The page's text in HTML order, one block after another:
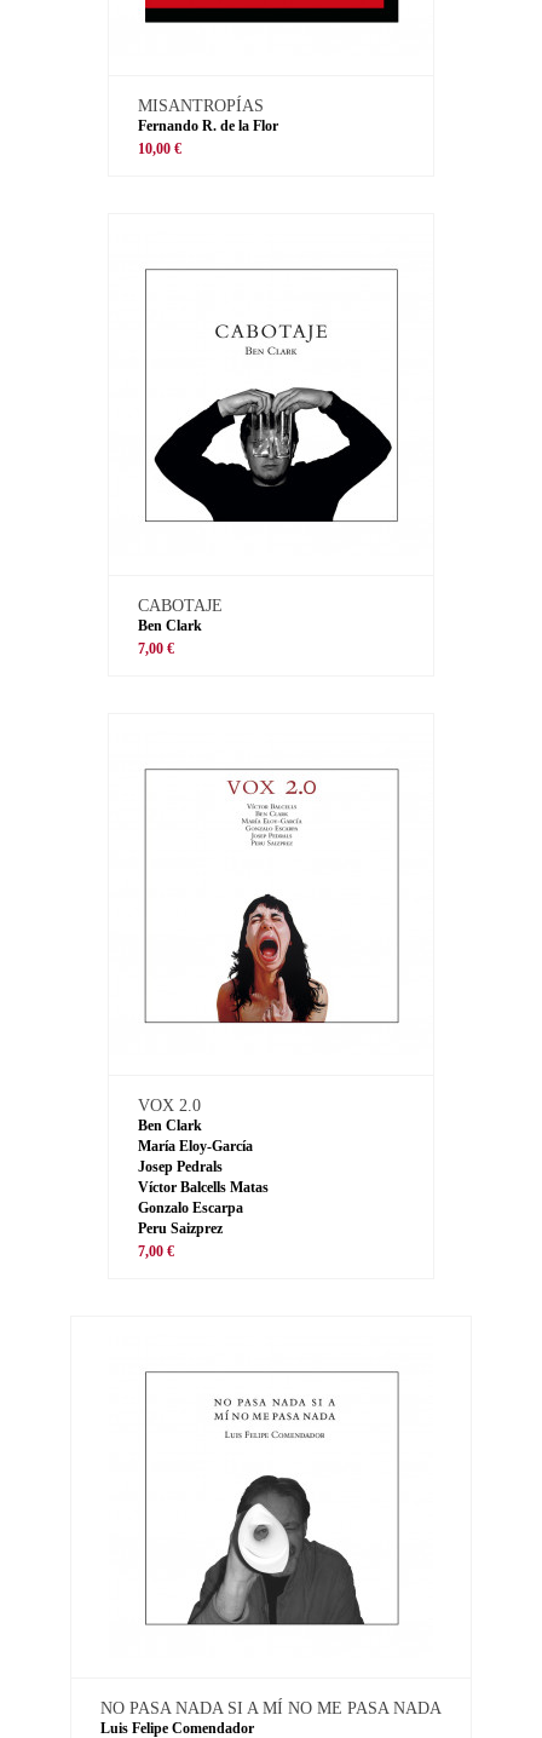
MISANTROPÍAS
Fernando R. de la Flor
10,00 €
CABOTAJE
Ben Clark
7,00 €
VOX 2.0
Ben Clark
María Eloy-García
Josep Pedrals
Víctor Balcells Matas
Gonzalo Escarpa
Peru Saizprez
7,00 €
NO PASA NADA SI A MÍ NO ME PASA NADA
Luis Felipe Comendador